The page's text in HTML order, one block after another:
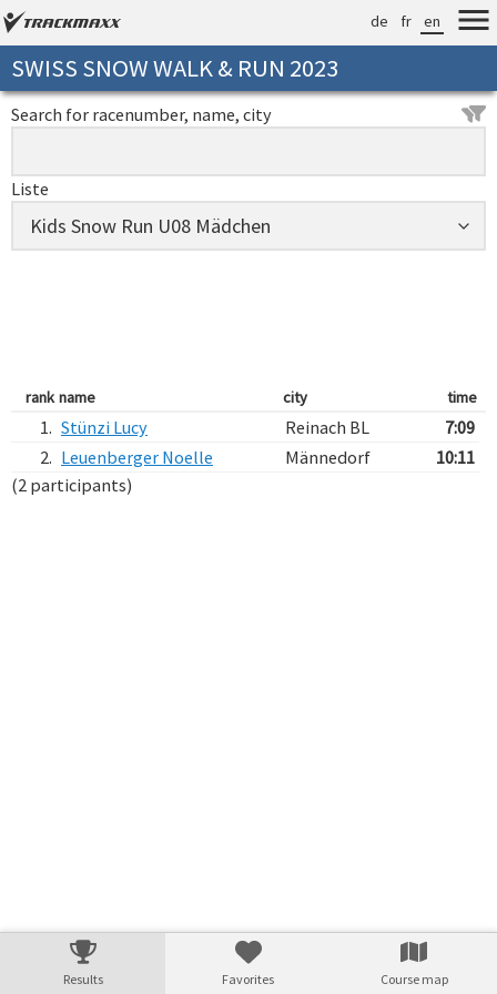
de fr en
SWISS SNOW WALK & RUN 2023
Search for racenumber, name, city
Liste
rank name city time
1. Stünzi Lucy Reinach BL
7:09
2. Leuenberger Noelle Männedorf
10:11
(2 participants)
Results Favorites Course map